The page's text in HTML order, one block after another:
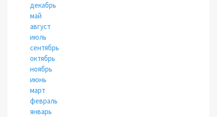
декабрь
май
август
июль
сентябрь
октябрь
ноябрь
июнь
март
февраль
январь